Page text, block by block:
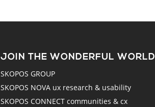
JOIN THE WONDERFUL WORLD
SKOPOS GROUP
SKOPOS NOVA ux research & usability
SKOPOS CONNECT communities & cx